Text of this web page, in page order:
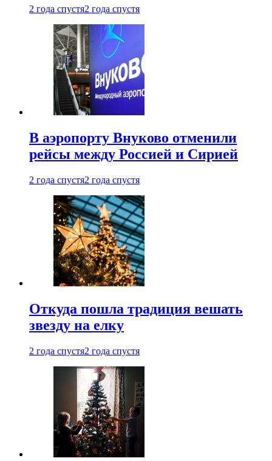
2 года спустя2 года спустя
В аэропорту Внуково отменили
рейсы между Россией и Сирией
2 года спустя2 года спустя
Откуда пошла традиция вешать
звезду на елку
2 года спустя2 года спустя